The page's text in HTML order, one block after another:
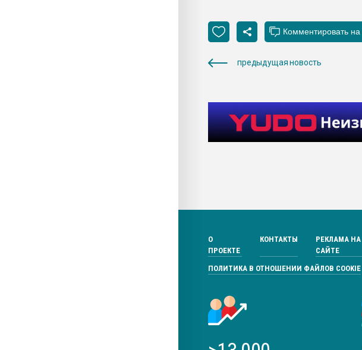
предыдущая новость
О
ПРОЕКТЕ
КОНТАКТЫ
РЕКЛАМА НА
САЙТЕ
ПОЛИТИКА В ОТНОШЕНИИ ФАЙЛОВ COOKIE